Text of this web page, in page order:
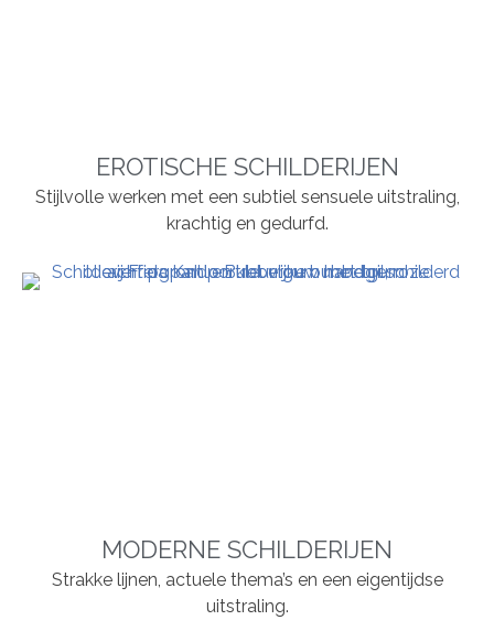
EROTISCHE SCHILDERIJEN
Stijlvolle werken met een subtiel sensuele uitstraling,
krachtig en gedurfd.
MODERNE SCHILDERIJEN
Strakke lijnen, actuele thema’s en een eigentijdse
uitstraling.